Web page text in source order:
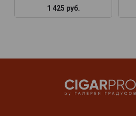
1 425 руб.